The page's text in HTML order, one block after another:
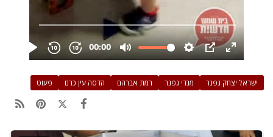
ישראל יצחק גפנר מנדי גפנר רמת אברהם הדסה עין כרם פעוט